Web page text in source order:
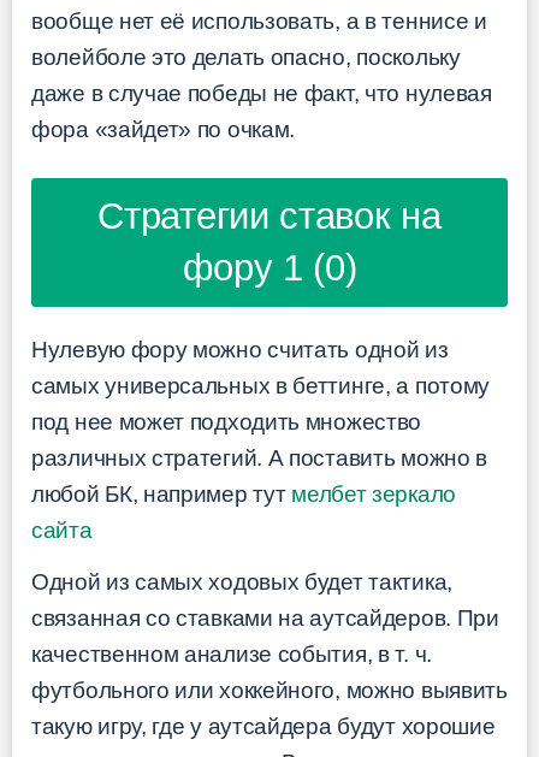
вообще нет её использовать, а в теннисе и
волейболе это делать опасно, поскольку
даже в случае победы не факт, что нулевая
фора «зайдет» по очкам.
Стратегии ставок на
фору 1 (0)
Нулевую фору можно считать одной из
самых универсальных в беттинге, а потому
под нее может подходить множество
различных стратегий. А поставить можно в
любой БК, например тут мелбет зеркало
сайта
Одной из самых ходовых будет тактика,
связанная со ставками на аутсайдеров. При
качественном анализе события, в т. ч.
футбольного или хоккейного, можно выявить
такую игру, где у аутсайдера будут хорошие